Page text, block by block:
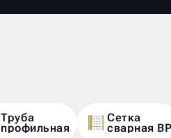
Труба
профильная
Сетка
сварная ВР